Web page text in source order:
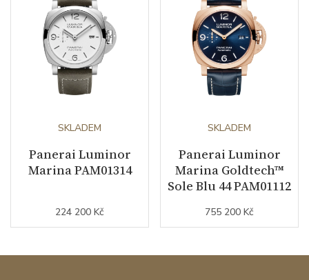
SKLADEM
Panerai Luminor
Marina PAM01314
224 200 Kč
SKLADEM
Panerai Luminor
Marina Goldtech™
Sole Blu 44 PAM01112
755 200 Kč